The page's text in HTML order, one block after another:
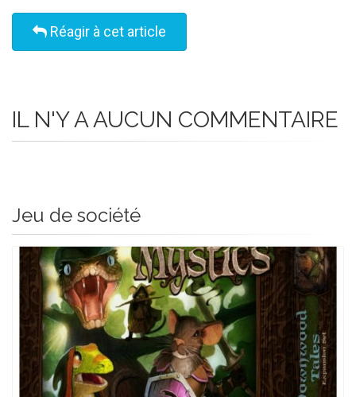
Réagir à cet article
IL N'Y A AUCUN COMMENTAIRE
Jeu de société